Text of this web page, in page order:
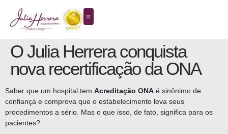
O Julia Herrera conquista
nova recertificação da ONA
Saber que um hospital tem Acreditação ONA é sinônimo de
confiança e comprova que o estabelecimento leva seus
procedimentos a sério. Mas o que isso, de fato, significa para os
pacientes?